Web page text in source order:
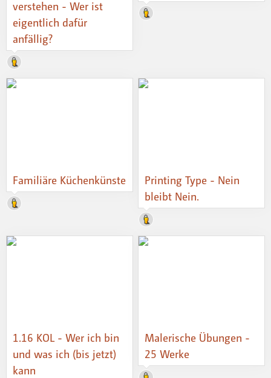
verstehen - Wer ist
eigentlich dafür
anfällig?
Familiäre Küchenkünste
Printing Type - Nein
bleibt Nein.
1.16 KOL - Wer ich bin
und was ich (bis jetzt)
kann
Malerische Übungen -
25 Werke